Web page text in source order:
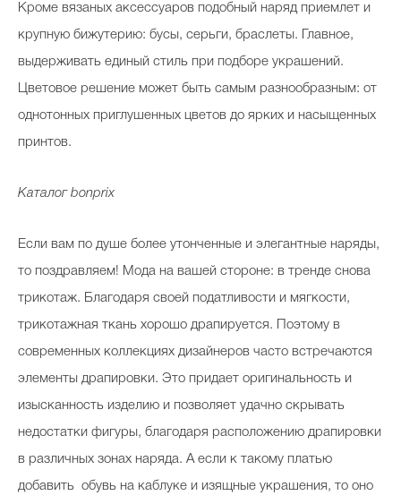
Кроме вязаных аксессуаров подобный наряд приемлет и
крупную бижутерию: бусы, серьги, браслеты. Главное,
выдерживать единый стиль при подборе украшений.
Цветовое решение может быть самым разнообразным: от
однотонных приглушенных цветов до ярких и насыщенных
принтов.
Каталог bonprix
Если вам по душе более утонченные и элегантные наряды,
то поздравляем! Мода на вашей стороне: в тренде снова
трикотаж. Благодаря своей податливости и мягкости,
трикотажная ткань хорошо драпируется. Поэтому в
современных коллекциях дизайнеров часто встречаются
элементы драпировки. Это придает оригинальность и
изысканность изделию и позволяет удачно скрывать
недостатки фигуры, благодаря расположению драпировки
в различных зонах наряда. А если к такому платью
добавить обувь на каблуке и изящные украшения, то оно